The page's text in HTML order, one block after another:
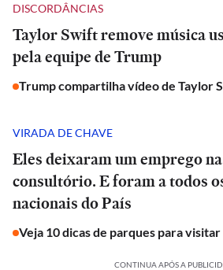
DISCORDÂNCIAS
Taylor Swift remove música
pela equipe de Trump
Trump compartilha vídeo de Taylor
VIRADA DE CHAVE
Eles deixaram um emprego
consultório. E foram a todos
nacionais do País
Veja 10 dicas de parques para visitar
CONTINUA APÓS A